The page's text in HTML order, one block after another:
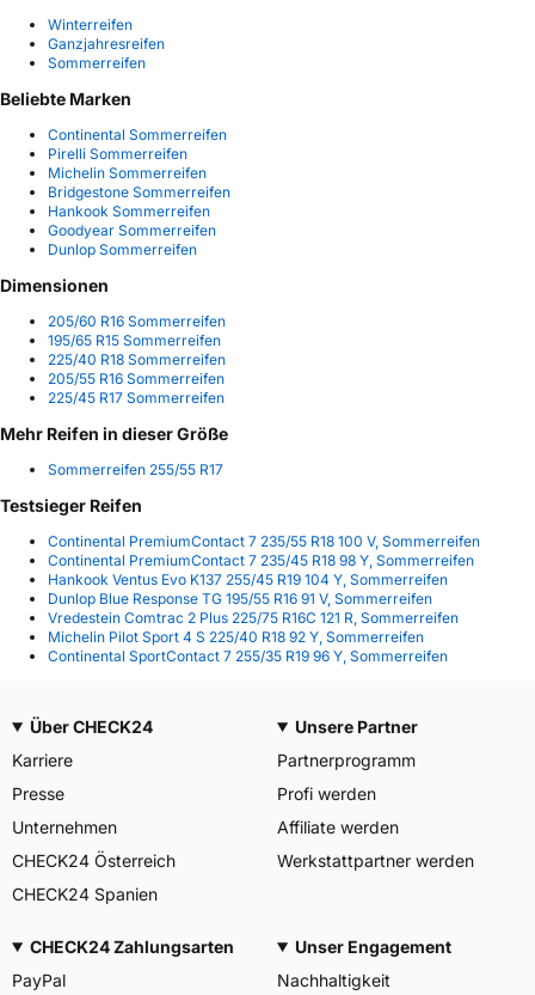
Winterreifen
Ganzjahresreifen
Sommerreifen
Beliebte Marken
Continental Sommerreifen
Pirelli Sommerreifen
Michelin Sommerreifen
Bridgestone Sommerreifen
Hankook Sommerreifen
Goodyear Sommerreifen
Dunlop Sommerreifen
Dimensionen
205/60 R16 Sommerreifen
195/65 R15 Sommerreifen
225/40 R18 Sommerreifen
205/55 R16 Sommerreifen
225/45 R17 Sommerreifen
Mehr Reifen in dieser Größe
Sommerreifen 255/55 R17
Testsieger Reifen
Continental PremiumContact 7 235/55 R18 100 V, Sommerreifen
Continental PremiumContact 7 235/45 R18 98 Y, Sommerreifen
Hankook Ventus Evo K137 255/45 R19 104 Y, Sommerreifen
Dunlop Blue Response TG 195/55 R16 91 V, Sommerreifen
Vredestein Comtrac 2 Plus 225/75 R16C 121 R, Sommerreifen
Michelin Pilot Sport 4 S 225/40 R18 92 Y, Sommerreifen
Continental SportContact 7 255/35 R19 96 Y, Sommerreifen
Über CHECK24
Karriere
Presse
Unternehmen
CHECK24 Österreich
CHECK24 Spanien
Unsere Partner
Partnerprogramm
Profi werden
Affiliate werden
Werkstattpartner werden
CHECK24 Zahlungsarten
PayPal
Unser Engagement
Nachhaltigkeit